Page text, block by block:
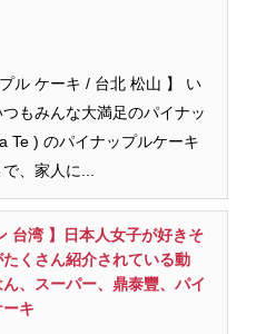
ル ケーキ / 台北 松山 】 い
もみんな大満足のパイナッ
Te ) のパイナップルケーキ
、家人に...
台湾 】日本人女子が好きそ
たくさん紹介されている動
、スーパー、鼎泰豐、パイ
キ